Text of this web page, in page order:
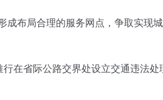
布局合理的服务网点，争取实现
在省际公路交界处设立交通违法处